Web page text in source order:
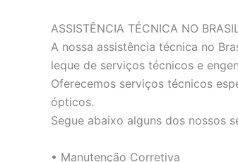
ASSISTÊNCIA TÉCNICA NO
A nossa assistência técnica no
leque de serviços técnicos e
Oferecemos serviços técnicos
ópticos.
Segue abaixo alguns dos nossos
• Manutenção Corretiva